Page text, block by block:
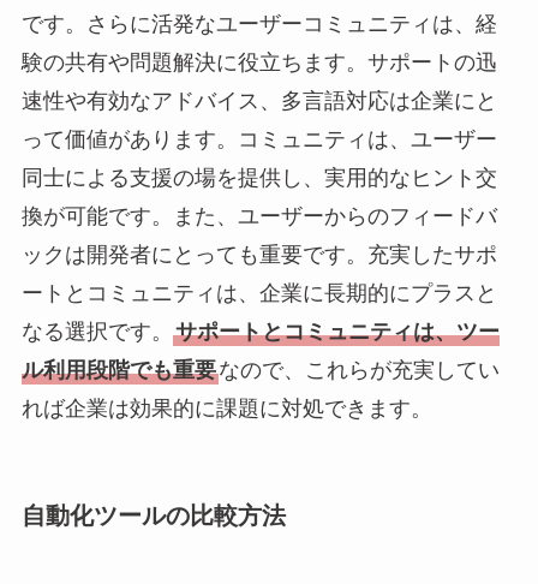
です。さらに活発なユーザーコミュニティは、経
験の共有や問題解決に役立ちます。サポートの迅
速性や有効なアドバイス、多言語対応は企業にと
って価値があります。コミュニティは、ユーザー
同士による支援の場を提供し、実用的なヒント交
換が可能です。また、ユーザーからのフィードバ
ックは開発者にとっても重要です。充実したサポ
ートとコミュニティは、企業に長期的にプラスと
なる選択です。 サポートとコミュニティは、ツー
ル利用段階でも重要なので、これらが充実してい
れば企業は効果的に課題に対処できます。
自動化ツールの比較方法